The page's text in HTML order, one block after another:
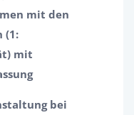
mit den
(1:
mit
bei